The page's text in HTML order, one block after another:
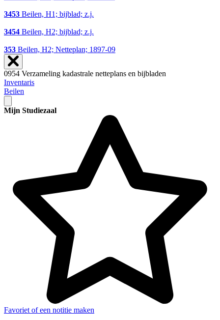
3453 Beilen, H1; bijblad; z.j.
3454 Beilen, H2; bijblad; z.j.
353 Beilen, H2; Netteplan; 1897-09
0954 Verzameling kadastrale netteplans en bijbladen
Inventaris
Beilen
Mijn Studiezaal
Favoriet of een notitie maken